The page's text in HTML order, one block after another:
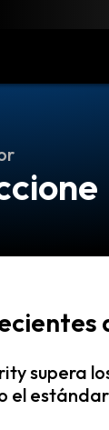
supera
el